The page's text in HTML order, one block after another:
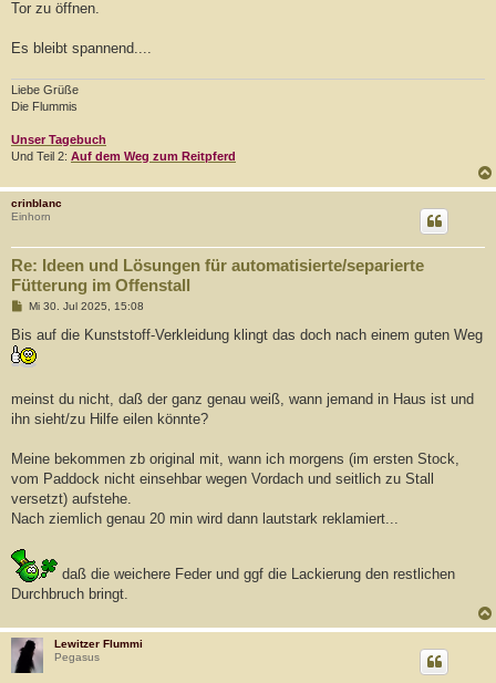
Tor zu öffnen.
Es bleibt spannend....
Liebe Grüße
Die Flummis
Unser Tagebuch
Und Teil 2: Auf dem Weg zum Reitpferd
crinblanc
Einhorn
Re: Ideen und Lösungen für automatisierte/separierte
Fütterung im Offenstall
B
i
t
r
Mi 30. Jul 2025, 15:08
Bis auf die Kunststoff-Verkleidung klingt das doch nach einem guten Weg
meinst du nicht, daß der ganz genau weiß, wann jemand in Haus ist und
ihn sieht/zu Hilfe eilen könnte?
Meine bekommen zb original mit, wann ich morgens (im ersten Stock,
vom Paddock nicht einsehbar wegen Vordach und seitlich zu Stall
versetzt) aufstehe.
Nach ziemlich genau 20 min wird dann lautstark reklamiert...
daß die weichere Feder und ggf die Lackierung den restlichen
Durchbruch bringt.
Lewitzer Flummi
Pegasus